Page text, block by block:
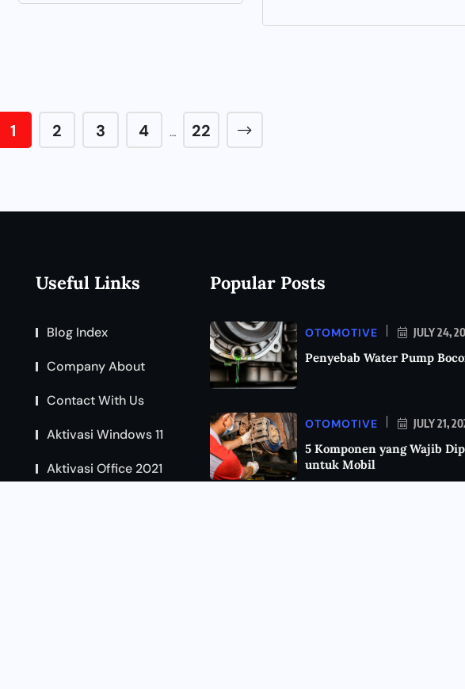
1 2 3 4 … 22
Useful Links
Blog Index
Company About
Contact With Us
Aktivasi Windows 11
Aktivasi Office 2021
Popular Posts
OTOMOTIVE JULY 24,
Penyebab Water Pump
OTOMOTIVE JULY 21,
5 Komponen yang Wajib
untuk Mobil